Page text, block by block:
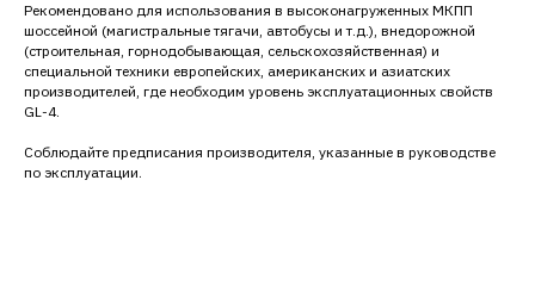
Рекомендовано для использования в высоконагруженных МКПП
шоссейной (магистральные тягачи, автобусы и т.д.), внедорожной
(строительная, горнодобывающая, сельскохозяйственная) и
специальной техники европейских, американских и азиатских
производителей, где необходим уровень эксплуатационных свойств
GL-4.
Соблюдайте предписания производителя, указанные в руководстве
по эксплуатации.